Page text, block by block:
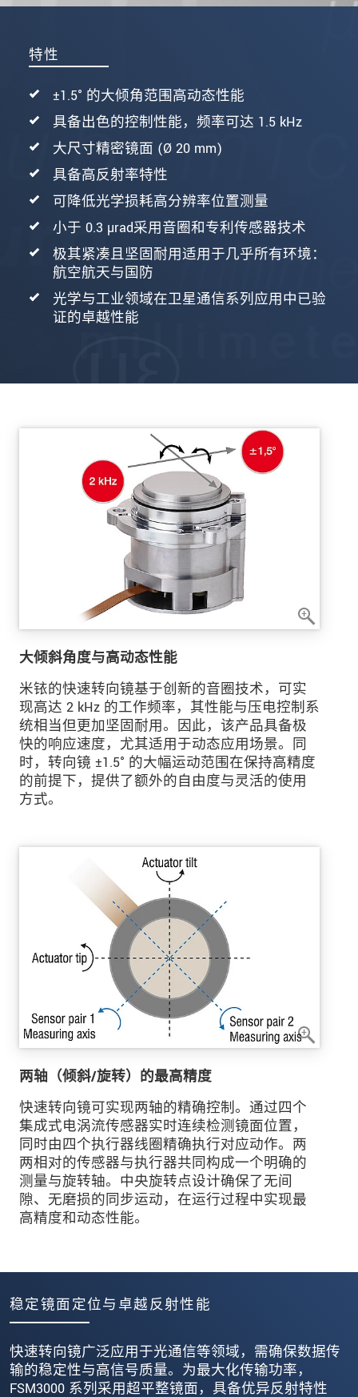
特性
±1.5° 的大倾角范围高动态性能
具备出色的控制性能，频率可达 1.5 kHz
大尺寸精密镜面 (Ø 20 mm)
具备高反射率特性
可降低光学损耗高分辨率位置测量
小于 0.3 µrad采用音圈和专利传感器技术
极其紧凑且坚固耐用适用于几乎所有环境：
航空航天与国防
光学与工业领域在卫星通信系列应用中已验
证的卓越性能
大倾斜角度与高动态性能
米铱的快速转向镜基于创新的音圈技术，可实
现高达 2 kHz 的工作频率，其性能与压电控制系
统相当但更加坚固耐用。因此，该产品具备极
快的响应速度，尤其适用于动态应用场景。同
时，转向镜 ±1.5° 的大幅运动范围在保持高精度
的前提下，提供了额外的自由度与灵活的使用
方式。
两轴（倾斜/旋转）的最高精度
快速转向镜可实现两轴的精确控制。通过四个
集成式电涡流传感器实时连续检测镜面位置，
同时由四个执行器线圈精确执行对应动作。两
两相对的传感器与执行器共同构成一个明确的
测量与旋转轴。中央旋转点设计确保了无间
隙、无磨损的同步运动，在运行过程中实现最
高精度和动态性能。
稳定镜面定位与卓越反射性能
快速转向镜广泛应用于光通信等领域，需确保数据传
输的稳定性与高信号质量。为最大化传输功率，
FSM3000 系列采用超平整镜面，具备优异反射特性